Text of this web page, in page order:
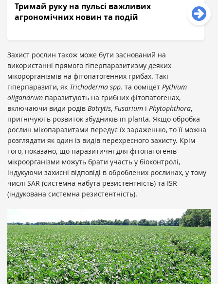
Тримай руку на пульсі важливих
агрономічних новин та подій
Захист рослин також може бути заснований на
використанні прямого гіперпаразитизму деяких
мікорорганізмів на фітопатогенних грибах. Такі
гіперпаразити, як Trichoderma spp. та ооміцет Pythium
oligandrum паразитують на грибних фітопатогенах,
включаючи види родів Botrytis, Fusarium і Phytophthora,
пригнічують розвиток збудників in planta. Якщо обробка
рослин мікопаразитами передує їх зараженню, то її можна
розглядати як один із видів перехресного захисту. Крім
того, показано, що паразитичні для фітопатогенів
мікроорганізми можуть брати участь у біоконтролі,
індукуючи захисні відповіді в оброблених рослинах, у тому
числі SAR (системна набута резистентність) та ISR
(індукована системна резистентність).